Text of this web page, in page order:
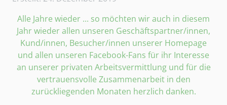
Alle Jahre wieder ... so möchten wir auch in diesem
Jahr wieder allen unseren Geschäftspartner/innen,
Kund/innen, Besucher/innen unserer Homepage
und allen unseren Facebook-Fans für ihr Interesse
an unserer privaten Arbeitsvermittlung und für die
vertrauensvolle Zusammenarbeit in den
zurückliegenden Monaten herzlich danken.